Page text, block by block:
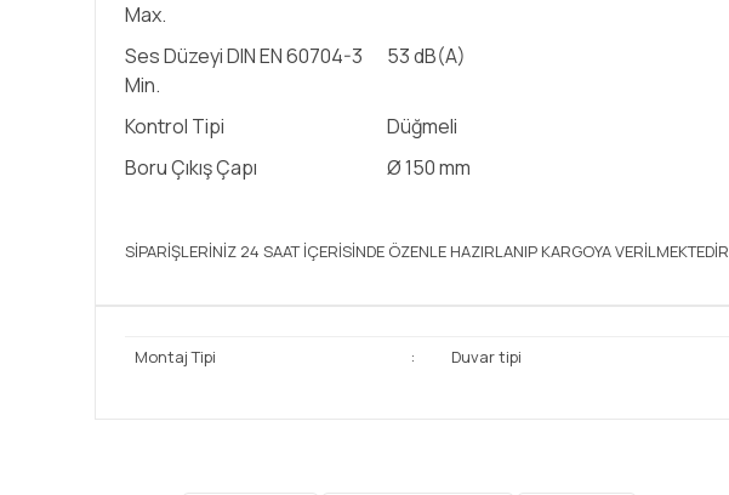
Max.
Ses Düzeyi DIN EN 60704-3
Min.
53 dB(A)
Kontrol Tipi
Boru Çıkış Çapı
Düğmeli
Ø 150 mm
SİPARİŞLERİNİZ 24 SAAT İÇERİSİNDE ÖZENLE HAZIRLANIP KARGOYA VERİLMEKTEDİR
Montaj Tipi : Duvar tipi